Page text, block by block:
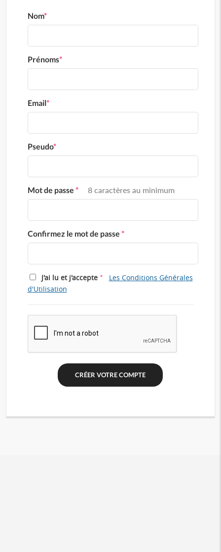
Nom*
Prénoms*
Email*
Pseudo*
Mot de passe * 8 caractères au minimum
Confirmez le mot de passe *
J'ai lu et j'accepte *
Les Conditions Générales
d'Utilisation